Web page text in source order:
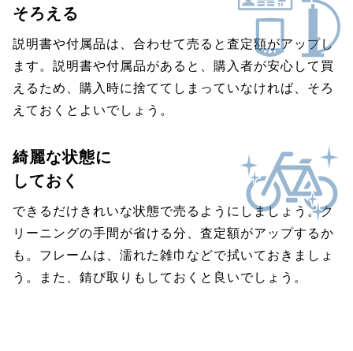
そろえる
説明書や付属品は、合わせて売ると査定額がアップし
ます。説明書や付属品があると、購入者が安心して買
えるため、購入時に捨ててしまっていなければ、そろ
えておくとよいでしょう。
綺麗な状態に
しておく
できるだけきれいな状態で売るようにしましょう。ク
リーニングの手間が省ける分、査定額がアップするか
も。フレームは、濡れた雑巾などで拭いておきましょ
う。また、錆び取りもしておくと良いでしょう。